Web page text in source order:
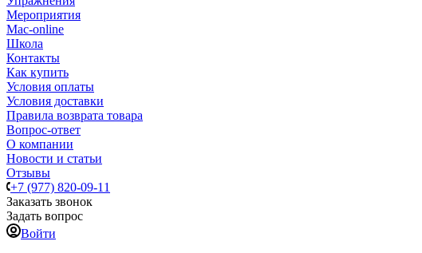
Мероприятия
Mac-online
Школа
Контакты
Как купить
Условия оплаты
Условия доставки
Правила возврата товара
Вопрос-ответ
О компании
Новости и статьи
Отзывы
+7 (977) 820-09-11
Заказать звонок
Задать вопрос
Войти